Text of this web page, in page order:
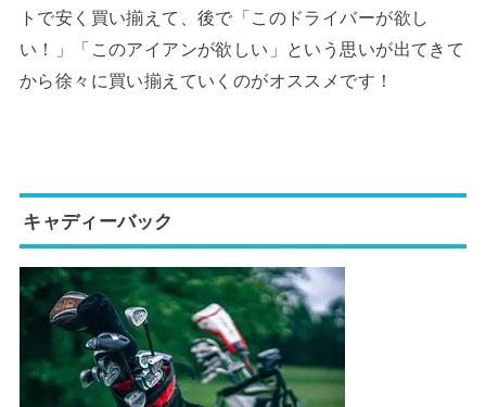
トで安く買い揃えて、後で「このドライバーが欲し
い！」「このアイアンが欲しい」という思いが出てきて
から徐々に買い揃えていくのがオススメです！
キャディーバック